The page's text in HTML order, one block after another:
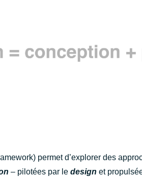
permet d’explorer des
– pilotées par le design et